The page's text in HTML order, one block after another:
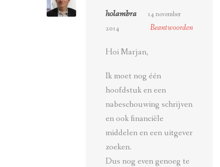
holambra
14 november
2014
Beantwoorden
Hoi Marjan,
Ik moet nog één
hoofdstuk en een
nabeschouwing schrijven
en ook financiële
middelen en een uitgever
zoeken.
Dus nog even genoeg te